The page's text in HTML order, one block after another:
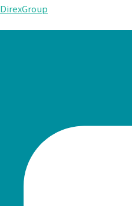
DirexGroup